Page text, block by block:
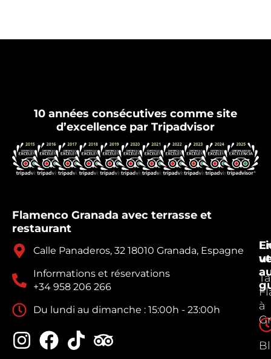
10 années consécutives comme site
d’excellence par Tripadvisor
Flamenco Granada avec terrasse et
restaurant
Calle Panaderos, 32 18010 Granada, Espagne
Informations et réservations
+34 958 206 266
Du lundi au dimanche : 15:00h - 23:00h
à